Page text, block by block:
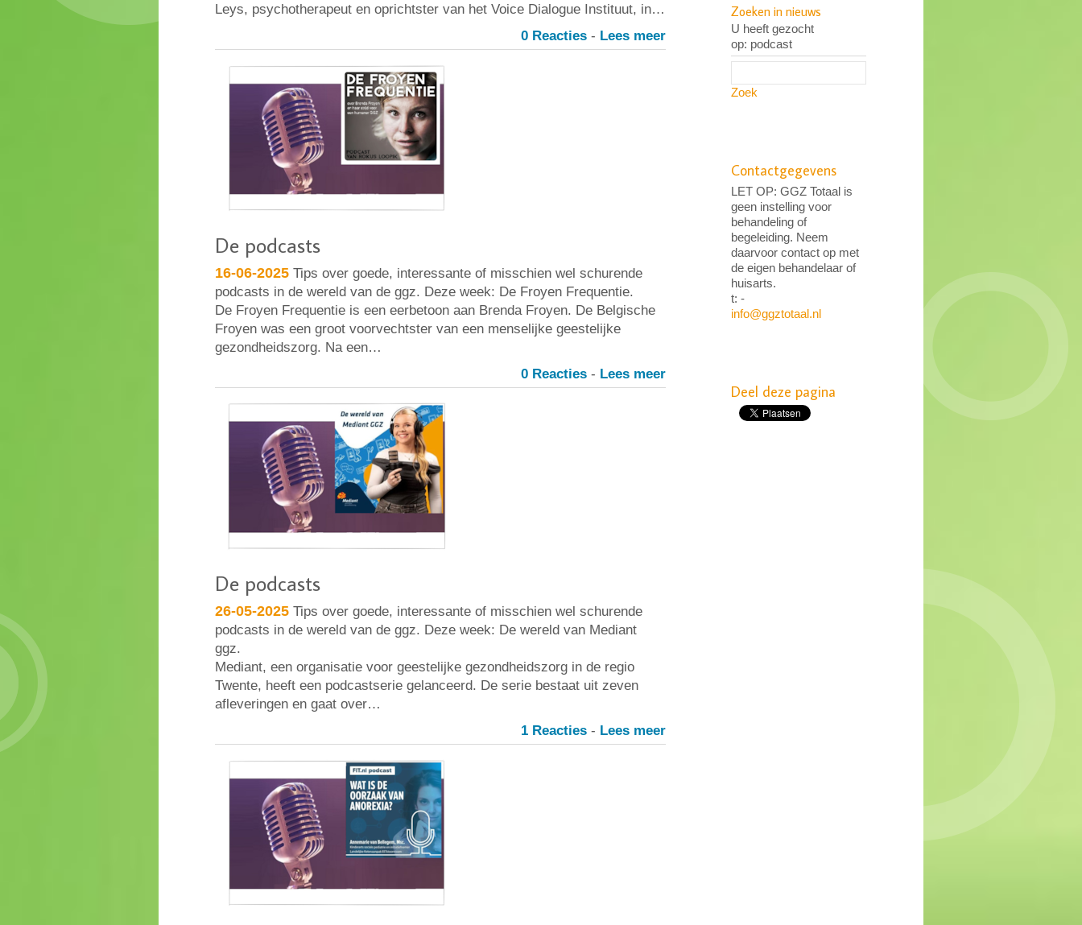
Leys, psychotherapeut en oprichtster van het Voice Dialogue Instituut, in…
0 Reacties - Lees meer
De podcasts
16-06-2025 Tips over goede, interessante of misschien wel schurende
podcasts in de wereld van de ggz. Deze week: De Froyen Frequentie.
De Froyen Frequentie is een eerbetoon aan Brenda Froyen. De Belgische
Froyen was een groot voorvechtster van een menselijke geestelijke
gezondheidszorg. Na een…
0 Reacties - Lees meer
De podcasts
26-05-2025 Tips over goede, interessante of misschien wel schurende
podcasts in de wereld van de ggz. Deze week: De wereld van Mediant
ggz.
Mediant, een organisatie voor geestelijke gezondheidszorg in de regio
Twente, heeft een podcastserie gelanceerd. De serie bestaat uit zeven
afleveringen en gaat over…
1 Reacties - Lees meer
Zoeken in nieuws
U heeft gezocht
op: podcast
Zoek
Contactgegevens
LET OP: GGZ Totaal is
geen instelling voor
behandeling of
begeleiding. Neem
daarvoor contact op met
de eigen behandelaar of
huisarts.
t: -
info@ggztotaal.nl
Deel deze pagina